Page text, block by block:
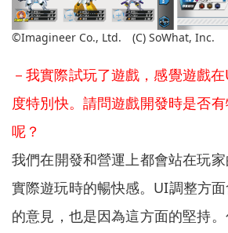
©Imagineer Co., Ltd. (C) SoWhat, Inc.
－我實際試玩了遊戲，感覺遊戲
度特別快。請問遊戲開發時是否
呢？
我們在開發和營運上都會站在玩
實際遊玩時的暢快感。UI調整方
的意見，也是因為這方面的堅持